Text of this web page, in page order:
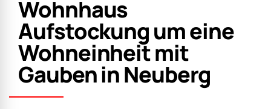
Wohnhaus
Aufstockung um eine
Wohneinheit mit
Gauben in Neuberg